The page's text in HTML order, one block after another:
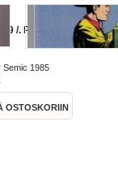
9 /. Ruuti palaa
Semic 1985
OSTOSKORIIN